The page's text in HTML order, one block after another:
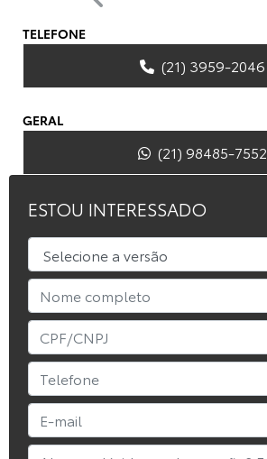
ESTOU INTERESSADO
Anterior
TELEFONE
(21) 3959-2046
GERAL
(21) 98485-7552